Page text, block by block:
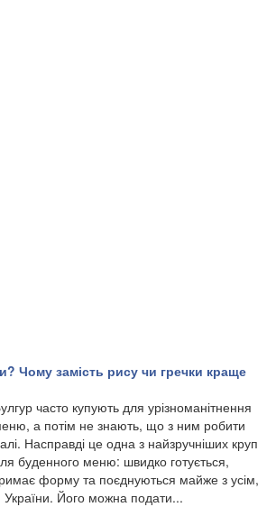
Чому замість рису чи гречки краще
часто купують для урізноманітнення
а потім не знають, що з ним робити
Насправді це одна з найзручніших круп
буденного меню: швидко готується,
форму та поєднуються майже з усім,
України. Його можна подати...